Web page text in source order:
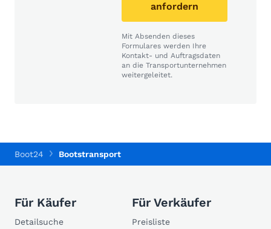
anfordern
Mit Absenden dieses
Formulares werden Ihre
Kontakt- und Auftragsdaten
an die Transportunternehmen
weitergeleitet.
Boot24 Bootstransport
Für Käufer
Detailsuche
Für Verkäufer
Preisliste